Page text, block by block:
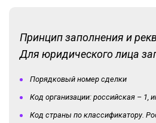
Принцип заполнения и
Для юридического лица
Порядковый номер сделки
Код организации: российская – 1,
Код страны по классификатору.